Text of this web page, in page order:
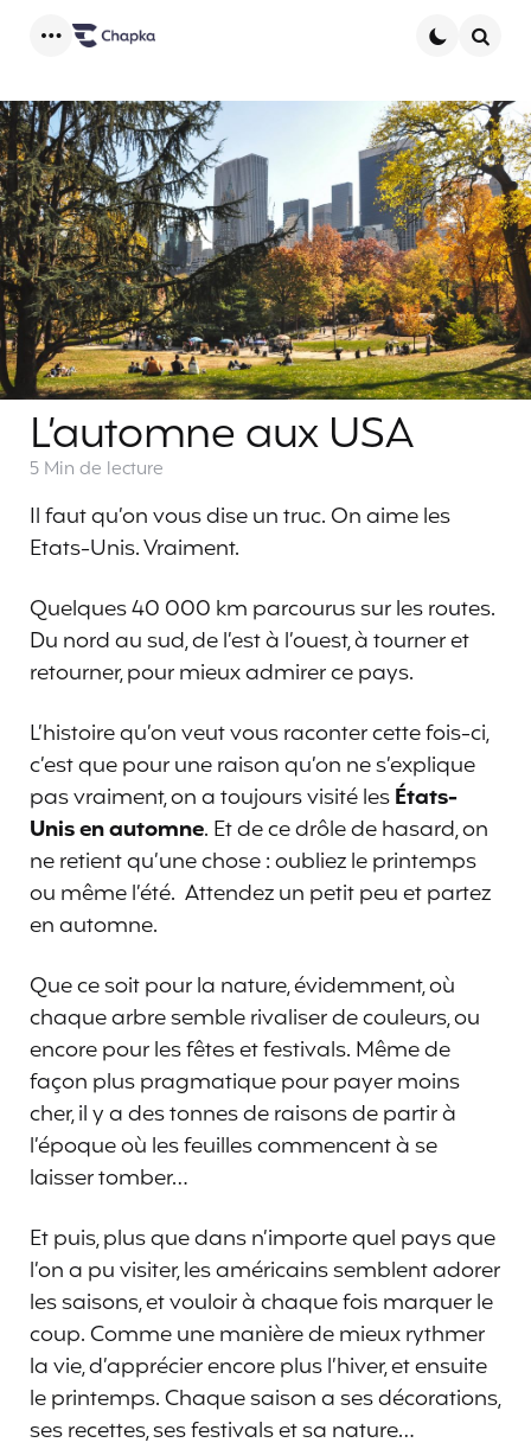
L’automne aux USA
5 Min de lecture
Il faut qu’on vous dise un truc. On aime les
Etats-Unis. Vraiment.
Quelques 40 000 km parcourus sur les routes.
Du nord au sud, de l’est à l’ouest, à tourner et
retourner, pour mieux admirer ce pays.
L’histoire qu’on veut vous raconter cette fois-ci,
c’est que pour une raison qu’on ne s’explique
pas vraiment, on a toujours visité lesÉtats-
Unis en automne. Et de ce drôle de hasard, on
ne retient qu’une chose : oubliez le printemps
ou même l’été. Attendez un petit peu et partez
en automne.
Que ce soit pour la nature, évidemment, où
chaque arbre semble rivaliser de couleurs, ou
encore pour les fêtes et festivals. Même de
façon plus pragmatique pour payer moins
cher, il y a des tonnes de raisons de partir à
l’époque où les feuilles commencent à se
laisser tomber…
Et puis, plus que dans n’importe quel pays que
l’on a pu visiter, les américains semblent adorer
les saisons, et vouloir à chaque fois marquer le
coup. Comme une manière de mieux rythmer
la vie, d’apprécier encore plus l’hiver, et ensuite
le printemps. Chaque saison a ses décorations,
ses recettes, ses festivals et sa nature…